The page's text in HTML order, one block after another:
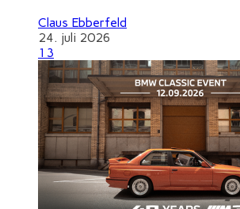
Claus Ebberfeld
24. juli 2026
13